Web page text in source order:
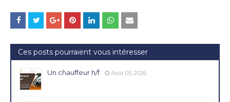
Ces posts pourraient vous intéresser
Un chauffeur h/f Août 05, 2026